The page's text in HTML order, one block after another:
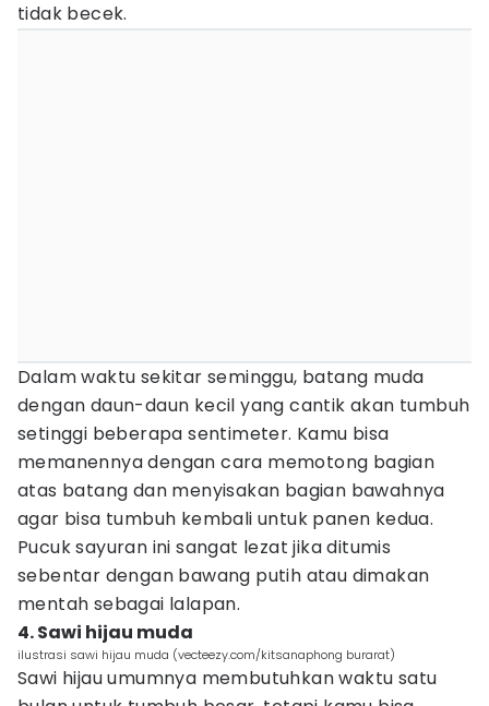
tidak becek.
Dalam waktu sekitar seminggu, batang muda
dengan daun-daun kecil yang cantik akan tumbuh
setinggi beberapa sentimeter. Kamu bisa
memanennya dengan cara memotong bagian
atas batang dan menyisakan bagian bawahnya
agar bisa tumbuh kembali untuk panen kedua.
Pucuk sayuran ini sangat lezat jika ditumis
sebentar dengan bawang putih atau dimakan
mentah sebagai lalapan.
4. Sawi hijau muda
ilustrasi sawi hijau muda (vecteezy.com/kitsanaphong burarat)
Sawi hijau umumnya membutuhkan waktu satu